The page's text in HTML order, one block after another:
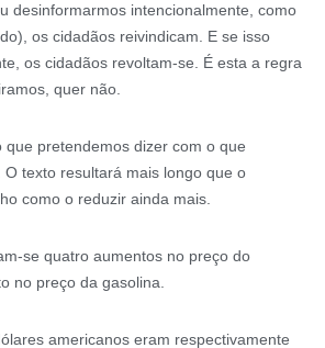
desinformarmos intencionalmente, como
os cidadãos reivindicam. E se isso
os cidadãos revoltam-se. É esta a regra
quer não.
que pretendemos dizer com o que
texto resultará mais longo que o
como o reduzir ainda mais.
se quatro aumentos no preço do
no preço da gasolina.
americanos eram respectivamente